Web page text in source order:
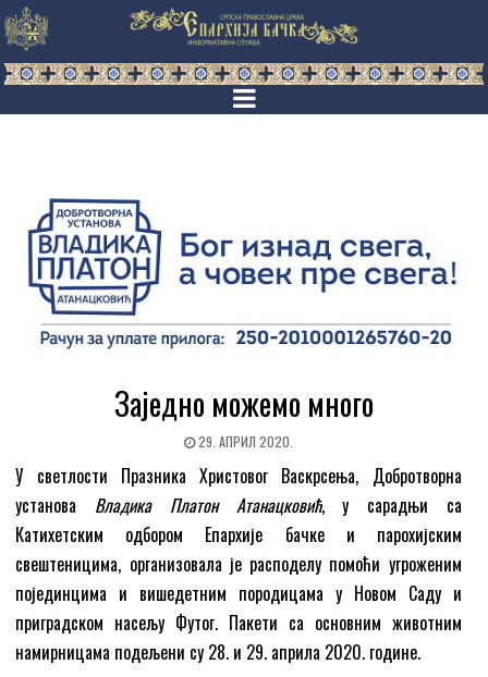
Заједно можемо много
29. АПРИЛ 2020.
У светлости Празника Христовог Васкрсења, Добротворна
установа Владика Платон Атанацковић, у сарадњи са
Катихетским одбором Епархије бачке и парохијским
свештеницима, организовала је расподелу помоћи угроженим
појединцима и вишедетним породицама у Новом Саду и
приградском насељу Футог. Пакети са основним животним
намирницама подељени су 28. и 29. априла 2020. године.